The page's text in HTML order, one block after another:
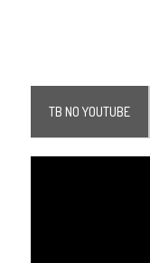
TB NO YOUTUBE